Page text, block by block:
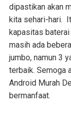
dipastikan akan
kita sehari-hari.
kapasitas baterai
masih ada
jumbo, namun 3
terbaik. Semoga
Android Murah
bermanfaat.